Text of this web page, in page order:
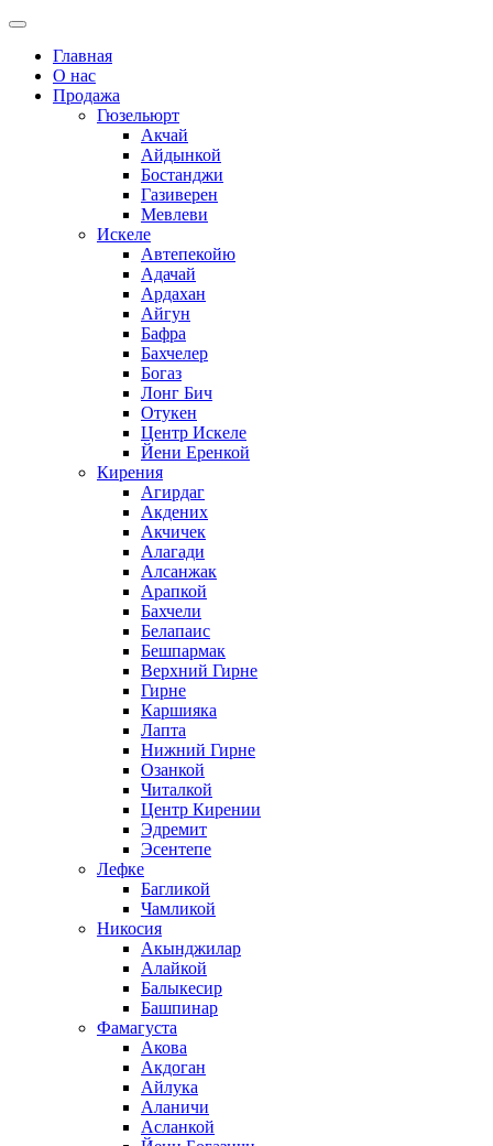
Главная
О нас
Продажа
Гюзельюрт
Акчай
Айдынкой
Бостанджи
Газиверен
Мевлеви
Искеле
Автепекойю
Адачай
Ардахан
Айгун
Бафра
Бахчелер
Богаз
Лонг Бич
Отукен
Центр Искеле
Йени Еренкой
Кирения
Агирдаг
Акдених
Акчичек
Алагади
Алсанжак
Арапкой
Бахчели
Белапаис
Бешпармак
Верхний Гирне
Гирне
Каршияка
Лапта
Нижний Гирне
Озанкой
Читалкой
Центр Кирении
Эдремит
Эсентепе
Лефке
Багликой
Чамликой
Никосия
Акынджилар
Алайкой
Балыкесир
Башпинар
Фамагуста
Акова
Акдоган
Айлука
Аланичи
Асланкой